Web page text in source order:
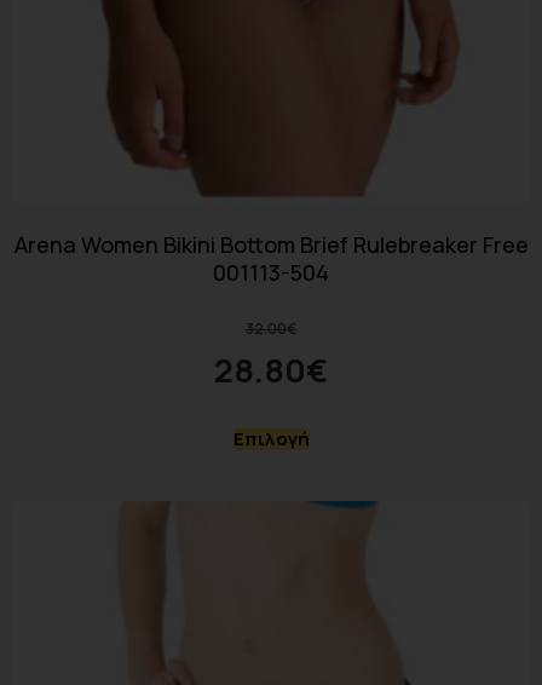
Arena Women Bikini Bottom Brief Rulebreaker Free
001113-504
32.00€
28.80€
Επιλογή